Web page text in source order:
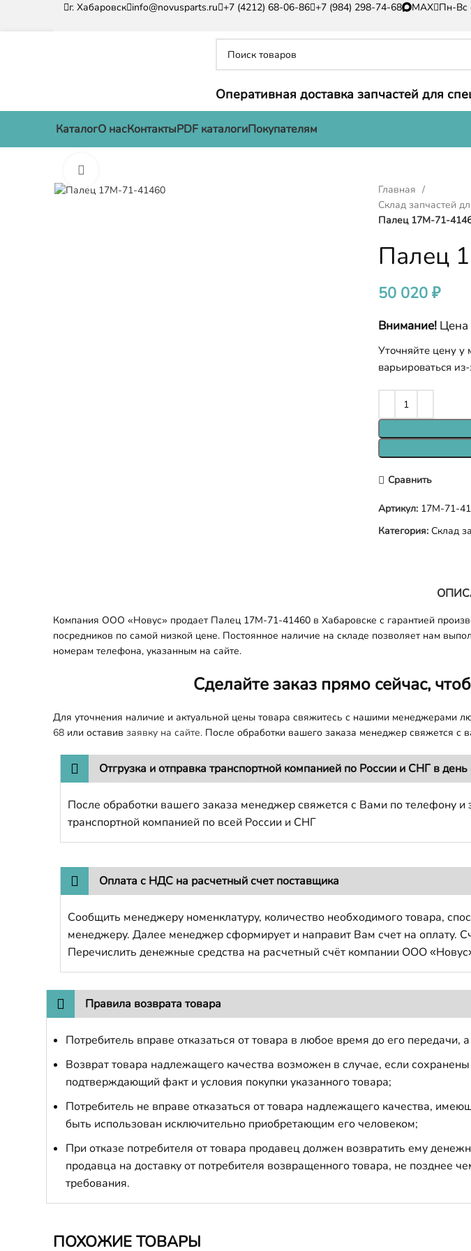
г. Хабаровск info@novusparts.ru +7 (4212) 68-06-86 +7 (984) 298-74-68 MAX Пн-Вс
Оперативная доставка запчастей для
КаталогО насКонтактыPDF каталогиПокупателям
Главная
Склад запчастей
Палец 17M-71-
Палец
50 020₽
Внимание! Цена
Уточняйте цену
варьироваться
Сравнить
Артикул: 17M-71-
Категория: Склад
Компания ООО «Новус» продает Палец 17M-71-41460 в Хабаровске с гарантией
посредников по самой низкой цене. Постоянное наличие на складе позволяет нам
номерам телефона, указанным на сайте.
Сделайте заказ прямо сейчас,
Для уточнения наличие и актуальной цены товара свяжитесь с нашими менеджерами
68 или оставив заявку на сайте. После обработки вашего заказа менеджер свяжется с
Отгрузка и отправка транспортной компанией по России и СНГ в
После обработки вашего заказа менеджер свяжется с Вами по телефону и
транспортной компанией по всей России и СНГ
Оплата с НДС на расчетный счет поставщика
Сообщить менеджеру номенклатуру, количество необходимого товара,
менеджеру. Далее менеджер сформирует и направит Вам счет на оплату.
Перечислить денежные средства на расчетный счёт компании ООО
Правила возврата товара
Потребитель вправе отказаться от товара в любое время до его
Возврат товара надлежащего качества возможен в случае, если
подтверждающий факт и условия покупки указанного товара;
Потребитель не вправе отказаться от товара надлежащего качества,
быть использован исключительно приобретающим его человеком;
При отказе потребителя от товара продавец должен возвратить ему
продавца на доставку от потребителя возвращенного товара, не позднее
требования.
ПОХОЖИЕ ТОВАРЫ